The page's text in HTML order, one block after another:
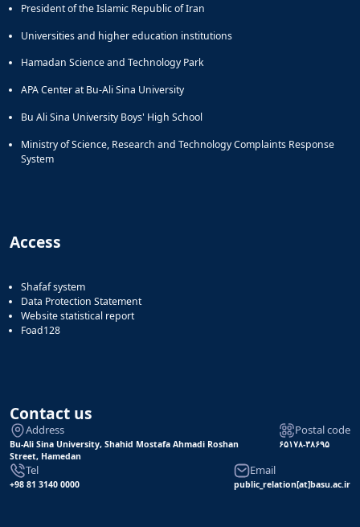
President of the Islamic Republic of Iran
Universities and higher education institutions
Hamadan Science and Technology Park
APA Center at Bu-Ali Sina University
Bu Ali Sina University Boys' High School
Ministry of Science, Research and Technology Complaints Response
System
Access
Shafaf system
Data Protection Statement
Website statistical report
Foad128
Contact us
Address
Bu-Ali Sina University, Shahid Mostafa Ahmadi Roshan
Street, Hamedan
Postal code
۶۵۱۷۸-۳۸۶۹۵
Tel
+98 81 3140 0000
Email
public_relation[at]basu.ac.ir